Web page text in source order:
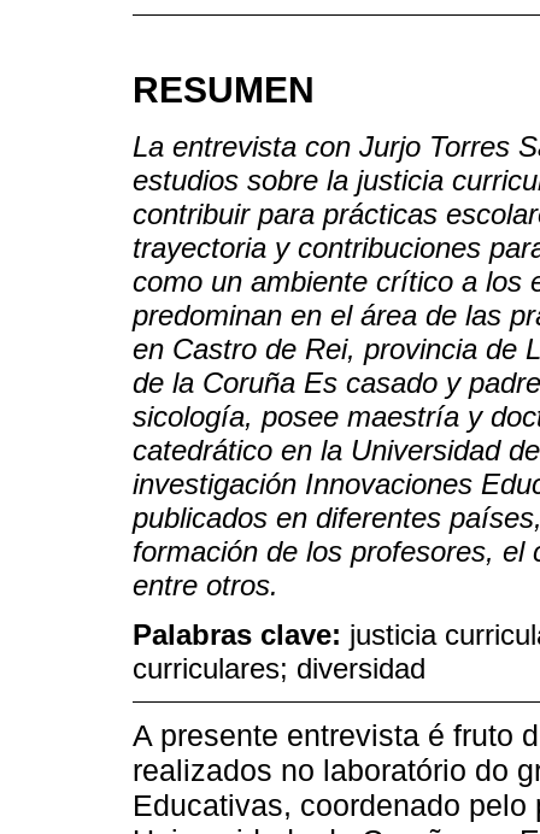
RESUMEN
La entrevista con Jurjo Torres
estudios sobre la justicia
contribuir para prácticas
trayectoria y contribuciones
como un ambiente crítico a los
predominan en el área de las
en Castro de Rei, provincia de
de la Coruña Es casado y
sicología, posee maestría y
catedrático en la Universidad
investigación Innovaciones
publicados en diferentes
formación de los profesores,
entre otros.
Palabras clave: justicia
curriculares; diversidad
A presente entrevista é fruto
realizados no laboratório do
Educativas, coordenado